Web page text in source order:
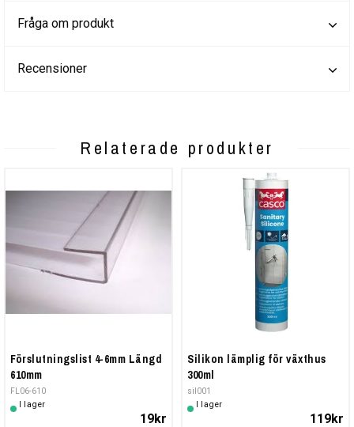
Fråga om produkt
Recensioner
Relaterade produkter
Förslutningslist 4-6mm Längd
610mm
FL06-610
I lager
19kr
Silikon lämplig för växthus
300ml
sil001
I lager
119kr